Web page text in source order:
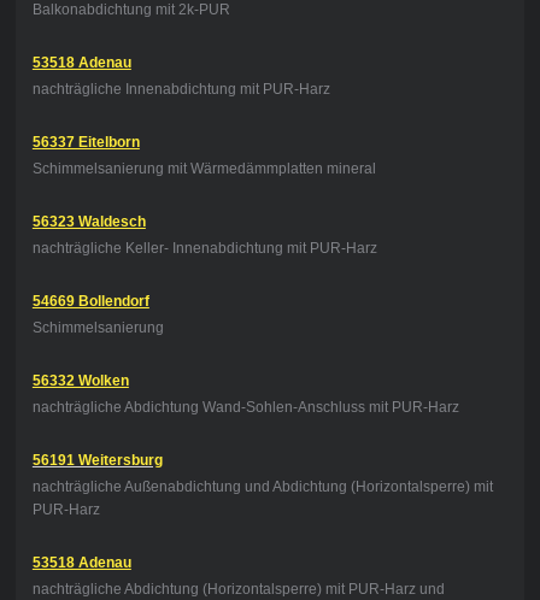
Balkonabdichtung mit 2k-PUR
53518 Adenau
nachträgliche Innenabdichtung mit PUR-Harz
56337 Eitelborn
Schimmelsanierung mit Wärmedämmplatten mineral
56323 Waldesch
nachträgliche Keller- Innenabdichtung mit PUR-Harz
54669 Bollendorf
Schimmelsanierung
56332 Wolken
nachträgliche Abdichtung Wand-Sohlen-Anschluss mit PUR-Harz
56191 Weitersburg
nachträgliche Außenabdichtung und Abdichtung (Horizontalsperre) mit
PUR-Harz
53518 Adenau
nachträgliche Abdichtung (Horizontalsperre) mit PUR-Harz und